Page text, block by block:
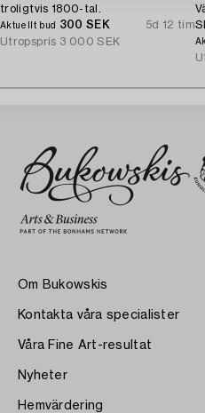
troligtvis 1800-tal.
Aktuellt bud 300 SEK
5d 12 tim
Utropspris 3 000 SEK
Om Bukowskis
Kontakta våra specialister
Våra Fine Art-resultat
Nyheter
Hemvärdering